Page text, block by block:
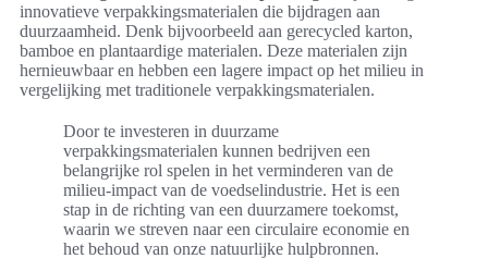
innovatieve verpakkingsmaterialen die bijdragen aan
duurzaamheid. Denk bijvoorbeeld aan gerecycled karton,
bamboe en plantaardige materialen. Deze materialen zijn
hernieuwbaar en hebben een lagere impact op het milieu in
vergelijking met traditionele verpakkingsmaterialen.
Door te investeren in duurzame
verpakkingsmaterialen kunnen bedrijven een
belangrijke rol spelen in het verminderen van de
milieu-impact van de voedselindustrie. Het is een
stap in de richting van een duurzamere toekomst,
waarin we streven naar een circulaire economie en
het behoud van onze natuurlijke hulpbronnen.